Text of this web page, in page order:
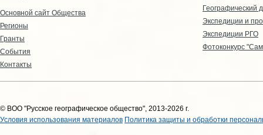
Основной сайт Общества
Регионы
Гранты
События
Контакты
Географический
Экспедиции и
Экспедиции РГО
Фотоконкурс
© ВОО "Русское географическое общество", 2013-2026 г.
Условия использования материалов Политика защиты и обработки